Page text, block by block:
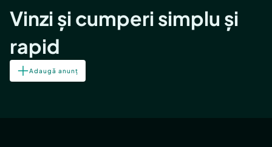
Vinzi și cumperi simplu și
rapid
Adaugă anunț